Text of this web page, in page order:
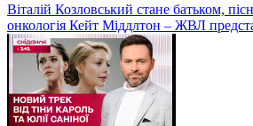
Віталій Козловський стане батьком,
онкологія Кейт Міддлтон – ЖВЛ